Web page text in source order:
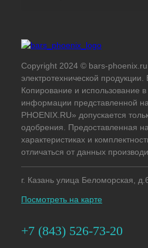
Copyright 2024 © bars-phoenix.ru
электротехнической
Копирование и использование
информации представленной
PHOENIX.RU» допускается
одобрения. Предоставленная
характеристиках и
отличаться от данных
г. Казань улица Беломорская,
Посмотреть на карте
+7 (843) 526-73-20